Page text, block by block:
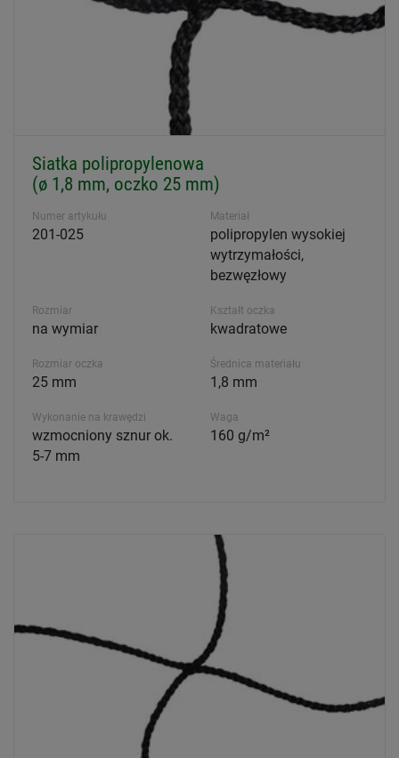
Siatka polipropylenowa
(ø 1,8 mm, oczko 25 mm)
Numer artykułu
201-025
Materiał
polipropylen wysokiej
wytrzymałości,
bezwęzłowy
Rozmiar
na wymiar
Kształt oczka
kwadratowe
Rozmiar oczka
25 mm
Średnica materiału
1,8 mm
Wykonanie na krawędzi
wzmocniony sznur ok.
5-7 mm
Waga
160 g/m²